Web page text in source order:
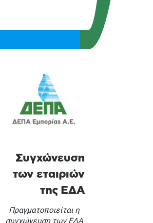
Συγχώνευση
των εταιριών
της ΕΔΑ
Πραγματοποιείται η
συγχώνευση των ΕΔΑ